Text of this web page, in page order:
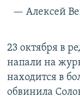
— Алексей
23 октября в
напали на
находится в
обвинила